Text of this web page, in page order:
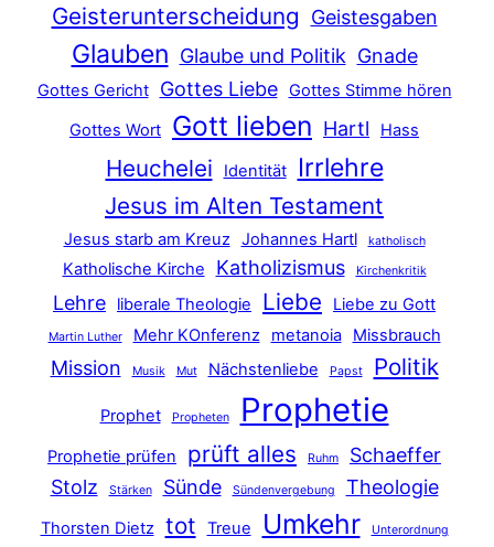
Geisterunterscheidung Geistesgaben
Glauben Glaube und Politik Gnade
Gottes Gericht Gottes Liebe Gottes Stimme hören
Gottes Wort
Gott lieben Hartl Hass
Heuchelei Identität Irrlehre
Jesus im Alten Testament
Jesus starb am Kreuz Johannes Hartl katholisch
Katholische Kirche Katholizismus Kirchenkritik
Lehre liberale Theologie Liebe Liebe zu Gott
Martin Luther Mehr KOnferenz metanoia Missbrauch
Mission Musik Mut Nächstenliebe Papst Politik
Prophet Propheten Prophetie
Prophetie prüfen prüft alles Ruhm
Schaeffer
Stolz
Stärken Sünde Sündenvergebung Theologie
Thorsten Dietz tot Treue Umkehr Unterordnung